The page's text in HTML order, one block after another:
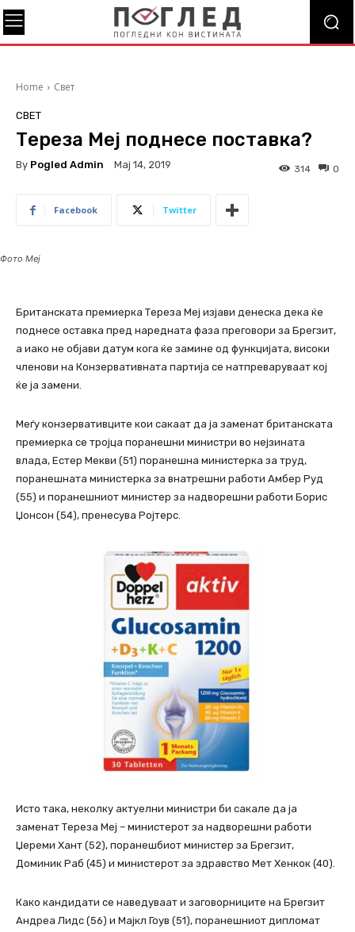
Home Свет
СВЕТ
Тереза Меј поднесе поставка?
By Pogled Admin Мај 14, 2019 0
314
Facebook Twitter
Фото Меј
Британската премиерка Тереза ​​Меј изјави денеска дека ќе
поднесе оставка пред наредната фаза преговори за Брегзит,
а иако не објави датум кога ќе замине од функцијата, високи
членови на Конзервативната партија се натпреваруваат кој
ќе ја замени.
Меѓу конзервативците кои сакаат да ја заменат британската
премиерка се тројца поранешни министри во нејзината
влада, Естер Мекви (51) поранешна министерка за труд,
поранешната министерка за внатрешни работи Амбер Руд
(55) и поранешниот министер за надворешни работи Борис
Џонсон (54), пренесува Ројтерс.
Исто така, неколку актуелни министри би сакале да ја
заменат Тереза ​​Меј – министерот за надворешни работи
Џереми Хант (52), поранешбиот министер за Брегзит,
Доминик Раб (45) и министерот за здравство Мет Хенкок (40).
Како кандидати се наведуваат и заговорниците на Брегзит
Андреа Лидс (56) и Мајкл Гоув (51), поранешниот дипломат